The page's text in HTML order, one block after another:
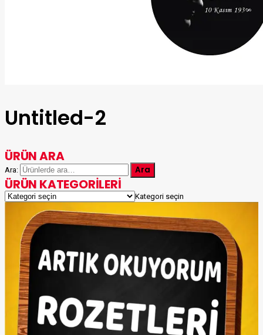
Untitled-2
ÜRÜN ARA
Ara: Ara
ÜRÜN KATEGORILERI
Kategori seçin